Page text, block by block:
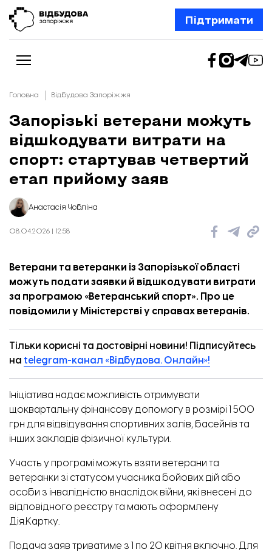
Підтримати
Новини
Відбудова Запоріжжя
Ексклюзив
Бізнес
Шлях додому
Колонки
Про нас
Редакційна політика
Головна Відбудова Запоріжжя
Запорізькі ветерани можуть
відшкодувати витрати на
спорт: стартував четвертий
етап прийому заяв
Анастасія Чобліна
08.04.2026 | 12:58
Ветерани та ветеранки із Запорізької області
можуть подати заявки й відшкодувати витрати
за програмою «Ветеранський спорт». Про це
повідомили у Міністерстві у справах ветеранів.
Тільки корисні та достовірні новини! Підписуйтесь
на telegram-канал «Відбудова. Онлайн»!
Ініціатива надає можливість отримувати
щоквартальну фінансову допомогу в розмірі 1 500
грн для відвідування спортивних залів, басейнів та
інших закладів фізичної культури.
Участь у програмі можуть взяти ветерани та
ветеранки зі статусом учасника бойових дій або
особи з інвалідністю внаслідок війни, які внесені до
відповідного реєстру та мають оформлену
Дія.Картку.
Подача заяв триватиме з 1 по 20 квітня включно. Для